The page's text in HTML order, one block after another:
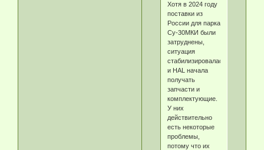
Хотя в 2024 году
поставки из
России для парка
Су-30МКИ были
затруднены,
ситуация
стабилизировалась,
и HAL начала
получать
запчасти и
комплектующие.
У них
действительно
есть некоторые
проблемы,
потому что их